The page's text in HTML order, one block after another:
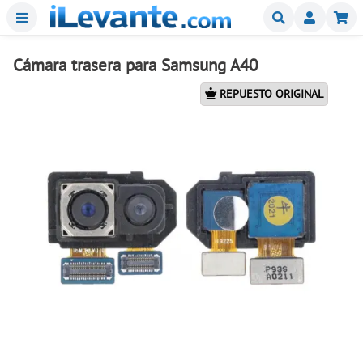
Menu Buscar
Cámara trasera para Samsung A40
REPUESTO ORIGINAL